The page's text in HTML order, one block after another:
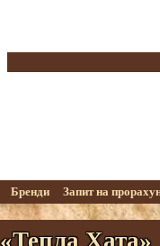
Бренди Запит на
Хата»